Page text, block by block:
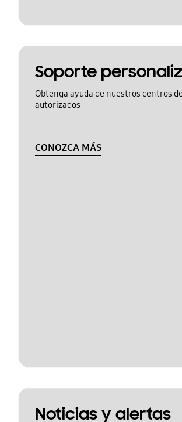
Soporte
Obtenga ayuda de nuestros centros
autorizados
CONOZCA MÁS
Noticias y alertas